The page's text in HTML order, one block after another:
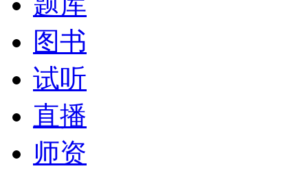
图书
试听
直播
师资